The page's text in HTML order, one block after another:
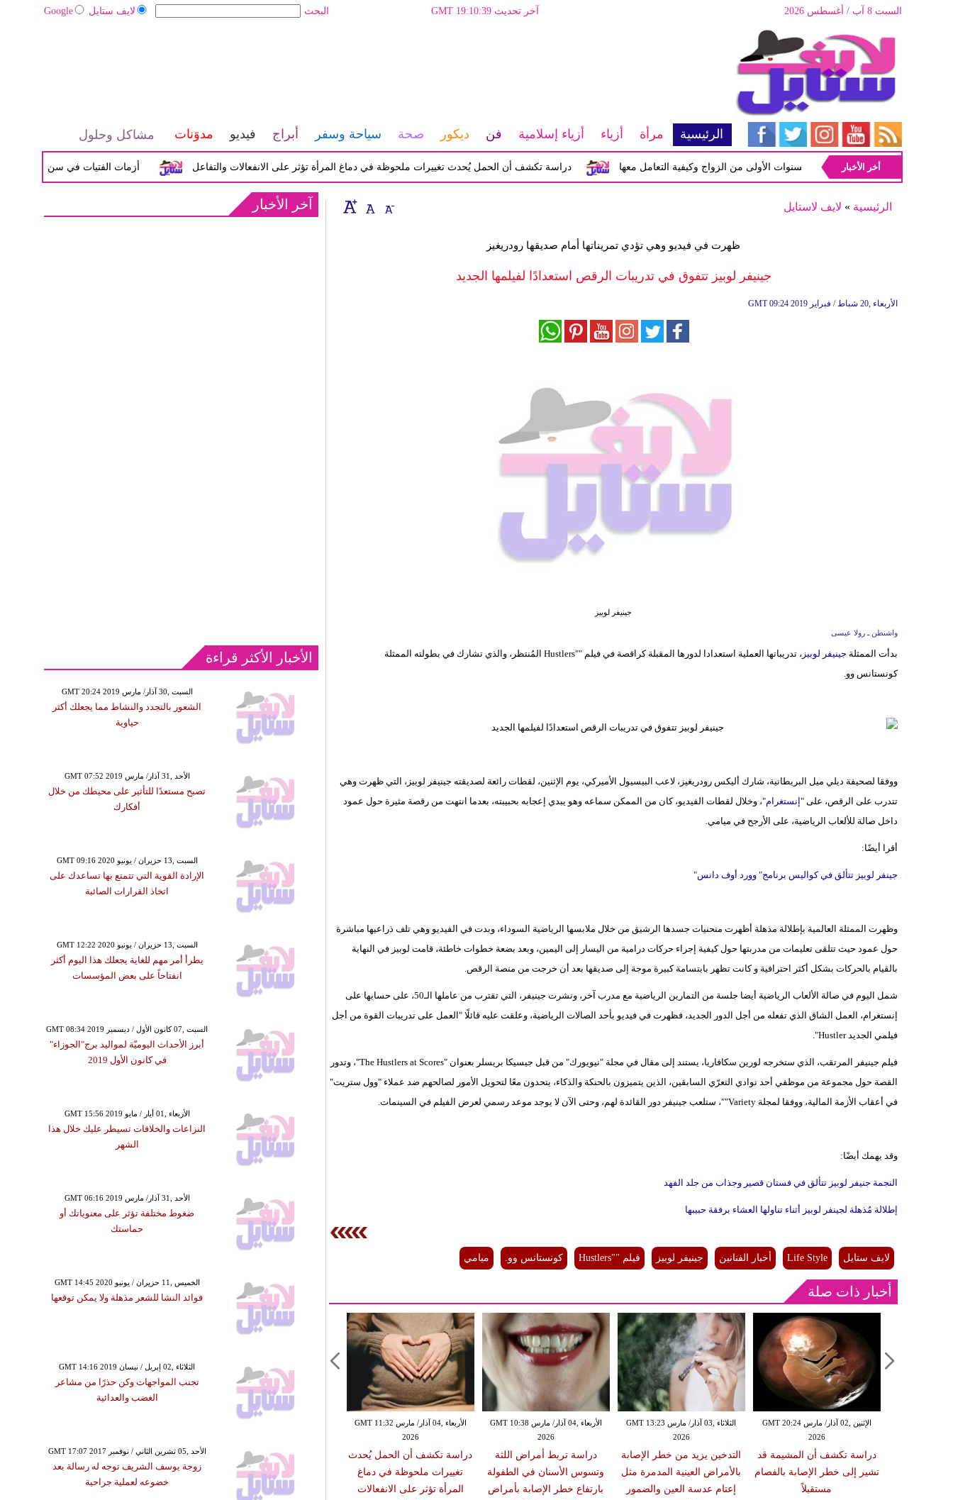
لايف ستايل Google البحث آخر تحديث GMT 19:10:39 السبت 8 آب / أغسطس 2026
الرئيسية مرأة أزياء أزياء إسلامية فن ديكور صحة سياحة وسفر أبراج فيديو مدوَنات مشاكل وحلول
أزمات الفتيات في سن المراهقة بين دراسة تكشف أن الحمل يُحدث تغييرات ملحوظة في دماغ المرأة تؤثر على الانفعالات والتفاعل أبرز المشاكل شيوعاً في السنوات الأولى من الزواج وكيفية التعامل معها
أخر الأخبار
الرئيسية » لايف لاستايل
ظهرت في فيديو وهي تؤدي تمريناتها أمام صديقها رودريغيز
جينيفر لوبيز تتفوق في تدريبات الرقص استعدادًا لفيلمها الجديد
GMT 09:24 2019 الأربعاء ,20 شباط / فبراير
جينيفر لوبيز
واشنطن ـ رولا عيسى
بدأت الممثلة جينيفر لوبيز
، تدريباتها العملية استعدادا لدورها المقبلة كراقصة في فيلم ""Hustlers المُنتظر، والذي تشارك في بطولته الممثلة
كونستانس وو.
ووفقا لصحيفة ديلي ميل البريطانية، شارك أليكس رودريغيز، لاعب البيسيول الأميركي، يوم الإثنين، لقطات رائعة لصديقته جينيفر لوبيز، التي ظهرت وهي
تتدرب على الرقص، على "إنستغرام"، وخلال لقطات الفيديو، كان من الممكن سماعه وهو يبدي إعجابه بحبيبته، بعدما انتهت من رقصة مثيرة حول عمود
داخل صالة للألعاب الرياضية، على الأرجح في ميامي.
أقرا أيضًا:
جينفر لوبيز تتألق في كواليس برنامج" وورد أوف دانس"
وظهرت الممثلة العالمية بإطلالة مذهلة أظهرت منحنيات جسدها الرشيق من خلال ملابسها الرياضية السوداء، وبدت في الفيديو وهي تلف ذراعيها مباشرة
حول عمود حيث تتلقى تعليمات من مدربتها حول كيفية إجراء حركات درامية من اليسار إلى اليمين، وبعد بضعة خطوات خاطئة، قامت لوبيز في النهاية
بالقيام بالحركات بشكل أكثر احترافية و كانت تظهر بابتسامة كبيرة موجة إلى صديقها بعد أن خرجت من منصة الرقص.
شمل اليوم في صالة الألعاب الرياضية أيضا جلسة من التمارين الرياضية مع مدرب آخر، ونشرت جينيفر، التي تقترب من عاملها الـ50، على حسابها على
إنستغرام، العمل الشاق الذي تفعله من أجل الدور الجديد، فظهرت في فيديو بأحد الصالات الرياضية، وعلقت عليه قائلًا "العمل على تدريبات القوة من أجل
فيلمي الجديد Hustler".
فيلم جينيفر المرتقب، الذي ستخرجه لورين سكافاريا، يستند إلى مقال في مجلة "نيويورك" من قبل جيسيكا بريسلر بعنوان "The Hustlers at Scores"، وتدور
القصة حول مجموعة من موظفي أحد نوادي التعرّي السابقين، الذين يتميزون بالحنكة والذكاء، يتحدون معًا لتحويل الأمور لصالحهم ضد عملاء "وول ستريت"
في أعقاب الأزمة المالية، ووفقا لمجلة Variety""، ستلعب جينيفر دور القائدة لهم، وحتى الآن لا يوجد موعد رسمي لعرض الفيلم في السينمات.
وقد يهمك أيضًا:
النجمة جنيفر لوبيز تتألق في فستان قصير وجذاب من جلد الفهد
إطلالة مُذهلة لجينفر لوبيز أثناء تناولها العشاء برفقة حبيبها
لايف ستايل Life Style أخبار الفنانين جينيفر لوبيز فيلم ""Hustlers كونستانس وو. ميامي
أخبار ذات صلة
الأربعاء ,04 آذار/ مارس GMT 11:32
2026
دراسة تكشف أن الحمل يُحدث
تغييرات ملحوظة في دماغ
المرأة تؤثر على الانفعالات
الأربعاء ,04 آذار/ مارس GMT 10:38
2026
دراسة تربط أمراض اللثة
وتسوس الأسنان في الطفولة
بارتفاع خطر الإصابة بأمراض
الثلاثاء ,03 آذار/ مارس GMT 13:23
2026
التدخين يزيد من خطر الإصابة
بالأمراض العينية المدمرة مثل
إعتام عدسة العين والضمور
الإثنين ,02 آذار/ مارس GMT 20:24
2026
دراسة تكشف أن المشيمة قد
تشير إلى خطر الإصابة بالفصام
مستقبلاً
آخر الأخبار
الأخبار الأكثر قراءة
GMT 20:24 2019 السبت ,30 آذار/ مارس
الشعور بالتجدد والنشاط مما يجعلك أكثر
حياوية
GMT 07:52 2019 الأحد ,31 آذار/ مارس
تصبح مستعدًا للتأثير على محيطك من خلال
أفكارك
GMT 09:16 2020 السبت ,13 حزيران / يونيو
الإرادة القوية التي تتمتع بها تساعدك على
اتخاذ القرارات الصائبة
GMT 12:22 2020 السبت ,13 حزيران / يونيو
يطرأ أمر مهم للغاية يجعلك هذا اليوم أكثر
انفتاحاً على بعض المؤسسات
GMT 08:34 2019 السبت ,07 كانون الأول / ديسمبر
أبرز الأحداث اليوميّة لمواليد برج"الجوزاء"
في كانون الأول 2019
GMT 15:56 2019 الأربعاء ,01 أيار / مايو
النزاعات والخلافات تسيطر عليك خلال هذا
الشهر
GMT 06:16 2019 الأحد ,31 آذار/ مارس
ضغوط مختلفة تؤثر على معنوياتك أو
حماستك
GMT 14:45 2020 الخميس ,11 حزيران / يونيو
فوائد النشا للشعر مذهلة ولا يمكن توقعها
GMT 14:16 2019 الثلاثاء ,02 إبريل / نيسان
تجنب المواجهات وكن حذرًا من مشاعر
الغضب والعدائية
GMT 17:07 2017 الأحد ,05 تشرين الثاني / نوفمبر
زوجة يوسف الشريف توجه له رسالة بعد
خضوعه لعملية جراحية